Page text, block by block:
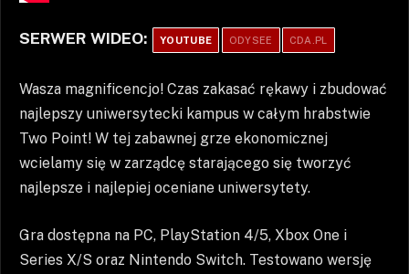
SERWER WIDEO: YOUTUBE ODYSEE CDA.PL
Wasza magnificencjo! Czas zakasać rękawy i zbudować
najlepszy uniwersytecki kampus w całym hrabstwie
Two Point! W tej zabawnej grze ekonomicznej
wcielamy się w zarządcę starającego się tworzyć
najlepsze i najlepiej oceniane uniwersytety.
Gra dostępna na PC, PlayStation 4/5, Xbox One i
Series X/S oraz Nintendo Switch. Testowano wersję